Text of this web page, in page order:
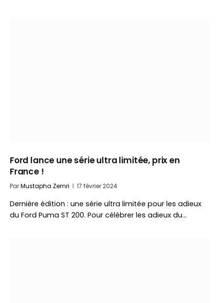
Ford lance une série ultra limitée, prix en
France !
ParMustapha Zemri 17 février 2024
Dernière édition : une série ultra limitée pour les adieux
du Ford Puma ST 200. Pour célébrer les adieux du…